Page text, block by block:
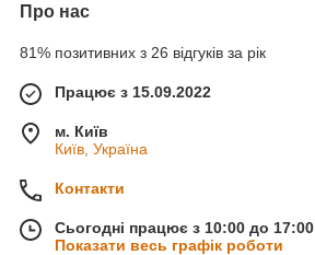
Про нас
81% позитивних з 26 відгуків за рік
Працює з 15.09.2022
м. Київ
Київ, Україна
Контакти
Сьогодні працює з 10:00 до 17:00
Показати весь графік роботи